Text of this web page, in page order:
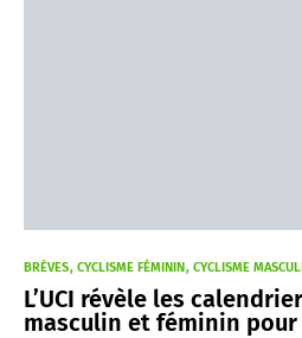
BRÈVES CYCLISME FÉMININ CYCLISME
L’UCI révèle les
masculin et féminin pour